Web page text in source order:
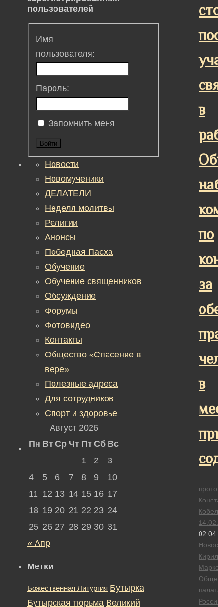
в
по
за
в
пользователей
Имя
пользователя:
Пароль:
Запомнить меня
Войти
Новости
Новомученики
ДЕЛАТЕЛИ
Неделя молитвы
Религии
Анонсы
Победная Пасха
Обучение
Обучение священников
Обсуждение
Форумы
Фотовидео
Контакты
Общество «Спасение в
вере»
Полезные адреса
Для сотрудников
Спорт и здоровье
Август 2026
Пн Вт Ср Чт Пт Сб Вс
1
2
3
4
5 6 7 8 9
10
11 12 13 14 15 16 17
18 19 20 21 22 23 24
25 26 27 28 29 30 31
« Апр
Метки
Божественная Литургия Бутырка
Бутырская тюрьма Великий